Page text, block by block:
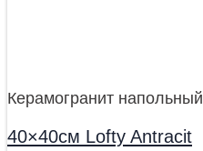
Керамогранит напольный
40×40см Lofty Antracit